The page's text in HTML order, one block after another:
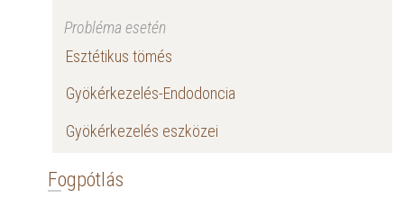
Probléma esetén
Esztétikus tömés
Gyökérkezelés-Endodoncia
Gyökérkezelés eszközei
Fogpótlás